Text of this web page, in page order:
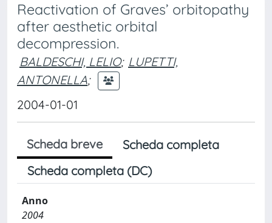
Reactivation of Graves’ orbitopathy
after aesthetic orbital
decompression.
BALDESCHI, LELIO; LUPETTI,
ANTONELLA;
2004-01-01
Scheda breve
Scheda completa
Scheda completa (DC)
Anno
2004